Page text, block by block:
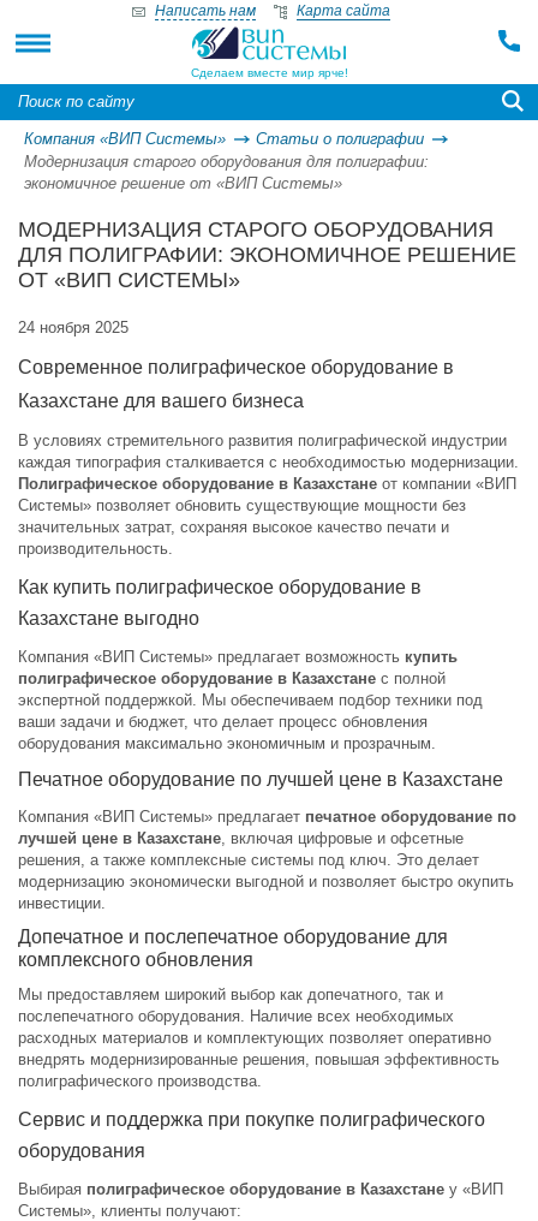
Сделаем вместе мир ярче!
Написать нам Карта сайта
Компания «ВИП Системы»
Статьи о полиграфии
Модернизация старого оборудования для полиграфии:
экономичное решение от «ВИП Системы»
МОДЕРНИЗАЦИЯ СТАРОГО ОБОРУДОВАНИЯ
ДЛЯ ПОЛИГРАФИИ: ЭКОНОМИЧНОЕ РЕШЕНИЕ
ОТ «ВИП СИСТЕМЫ»
24 ноября 2025
Современное полиграфическое оборудование в
Казахстане для вашего бизнеса
В условиях стремительного развития полиграфической индустрии
каждая типография сталкивается с необходимостью модернизации.
Полиграфическое оборудование в Казахстане от компании «ВИП
Системы» позволяет обновить существующие мощности без
значительных затрат, сохраняя высокое качество печати и
производительность.
Как купить полиграфическое оборудование в
Казахстане выгодно
Компания «ВИП Системы» предлагает возможность купить
полиграфическое оборудование в Казахстане с полной
экспертной поддержкой. Мы обеспечиваем подбор техники под
ваши задачи и бюджет, что делает процесс обновления
оборудования максимально экономичным и прозрачным.
Печатное оборудование по лучшей цене в Казахстане
Компания «ВИП Системы» предлагает печатное оборудование по
лучшей цене в Казахстане, включая цифровые и офсетные
решения, а также комплексные системы под ключ. Это делает
модернизацию экономически выгодной и позволяет быстро окупить
инвестиции.
Допечатное и послепечатное оборудование для
комплексного обновления
Мы предоставляем широкий выбор как допечатного, так и
послепечатного оборудования. Наличие всех необходимых
расходных материалов и комплектующих позволяет оперативно
внедрять модернизированные решения, повышая эффективность
полиграфического производства.
Сервис и поддержка при покупке полиграфического
оборудования
Выбирая полиграфическое оборудование в Казахстане у «ВИП
Системы», клиенты получают: